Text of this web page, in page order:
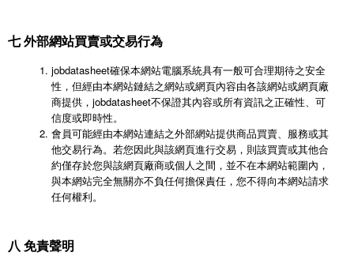
七 外部網站買賣或交易行為
jobdatasheet確保本網站電腦系統具有一般可合理期待之安全
性，但經由本網站鏈結之網站或網頁內容由各該網站或網頁廠
商提供，jobdatasheet不保證其內容或所有資訊之正確性、可
信度或即時性。
會員可能經由本網站連結之外部網站提供商品買賣、服務或其
他交易行為。若您因此與該網頁進行交易，則該買賣或其他合
約僅存於您與該網頁廠商或個人之間，並不在本網站範圍內，
與本網站完全無關亦不負任何擔保責任，您不得向本網站請求
任何權利。
八 免責聲明